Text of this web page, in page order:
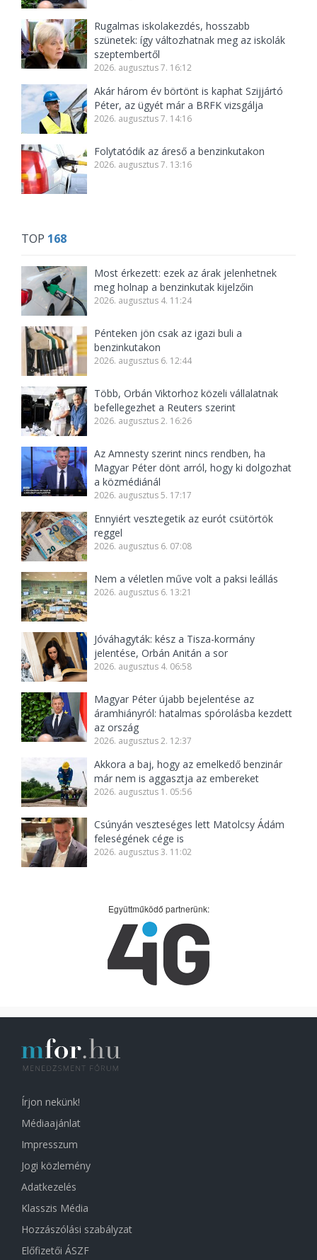
Rugalmas iskolakezdés, hosszabb
szünetek: így változhatnak meg az iskolák
szeptembertől
2026. augusztus 7. 16:12
Akár három év börtönt is kaphat Szijjártó
Péter, az ügyét már a BRFK vizsgálja
2026. augusztus 7. 14:16
Folytatódik az áreső a benzinkutakon
2026. augusztus 7. 13:16
TOP 168
Most érkezett: ezek az árak jelenhetnek
meg holnap a benzinkutak kijelzőin
2026. augusztus 4. 11:24
Pénteken jön csak az igazi buli a
benzinkutakon
2026. augusztus 6. 12:44
Több, Orbán Viktorhoz közeli vállalatnak
befellegezhet a Reuters szerint
2026. augusztus 2. 16:26
Az Amnesty szerint nincs rendben, ha
Magyar Péter dönt arról, hogy ki dolgozhat
a közmédiánál
2026. augusztus 5. 17:17
Ennyiért vesztegetik az eurót csütörtök
reggel
2026. augusztus 6. 07:08
Nem a véletlen műve volt a paksi leállás
2026. augusztus 6. 13:21
Jóváhagyták: kész a Tisza-kormány
jelentése, Orbán Anitán a sor
2026. augusztus 4. 06:58
Magyar Péter újabb bejelentése az
áramhiányról: hatalmas spórolásba kezdett
az ország
2026. augusztus 2. 12:37
Akkora a baj, hogy az emelkedő benzinár
már nem is aggasztja az embereket
2026. augusztus 1. 05:56
Csúnyán veszteséges lett Matolcsy Ádám
feleségének cége is
2026. augusztus 3. 11:02
Együttműködő partnerünk:
Írjon nekünk!
Médiaajánlat
Impresszum
Jogi közlemény
Adatkezelés
Klasszis Média
Hozzászólási szabályzat
Előfizetői ÁSZF